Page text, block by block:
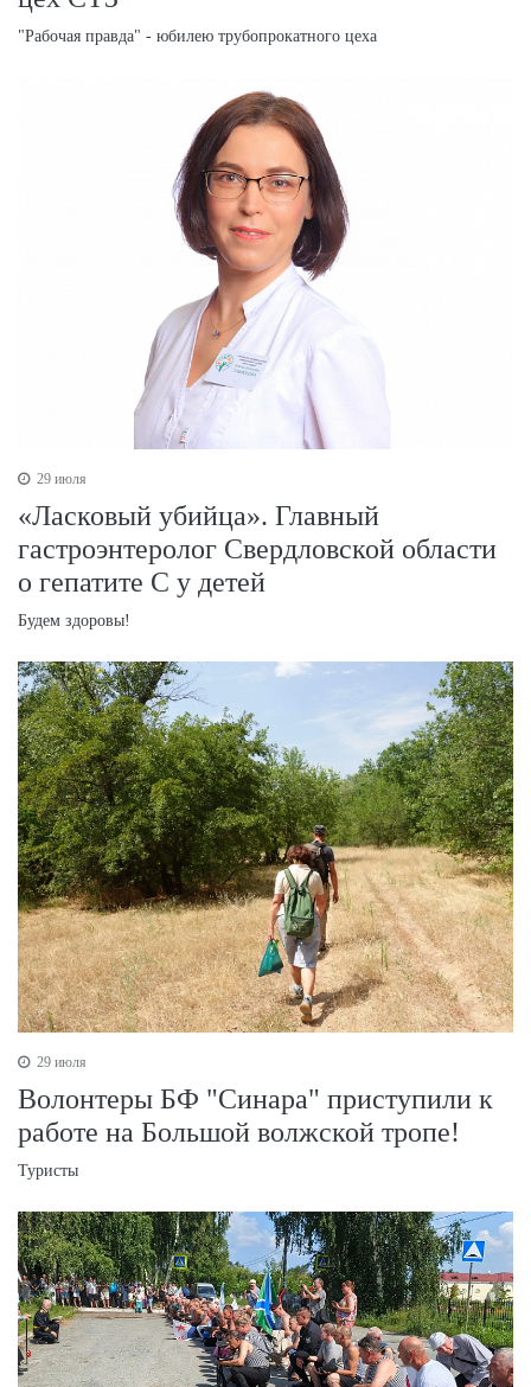
"Рабочая правда" - юбилею трубопрокатного цеха
29 июля
«Ласковый убийца». Главный
гастроэнтеролог Свердловской области
о гепатите С у детей
Будем здоровы!
29 июля
Волонтеры БФ "Синара" приступили к
работе на Большой волжской тропе!
Туристы